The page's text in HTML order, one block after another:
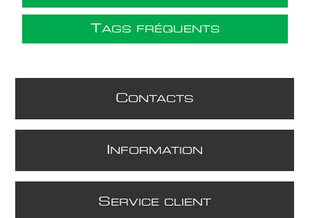
TAGS FRÉQUENTS
CONTACTS
NFORMATION
S ERVICE CLIENT